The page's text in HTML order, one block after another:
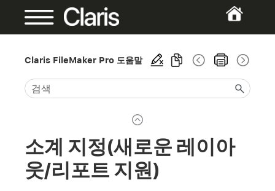
Claris FileMaker Pro 도움말
소계 지정(새로운 레이아
웃/리포트 지원)